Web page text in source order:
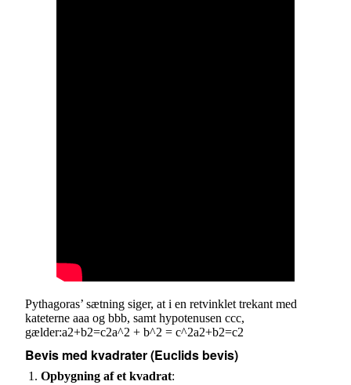
Pythagoras’ sætning siger, at i en retvinklet trekant med
kateterne aaa og bbb, samt hypotenusen ccc,
gælder:a2+b2=c2a^2 + b^2 = c^2a2+b2=c2
Bevis med kvadrater (Euclids bevis)
Opbygning af et kvadrat: